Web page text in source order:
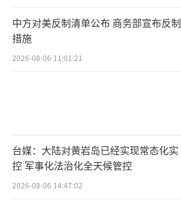
中方对美反制清单公布 商务部宣布反制
措施
2026-08-06 11:01:21
台媒：大陆对黄岩岛已经实现常态化实
控 军事化法治化全天候管控
2026-08-06 14:47:02